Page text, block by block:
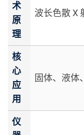
术
原
理
波长色散 X
核
心
应
用
固体、液体
仪